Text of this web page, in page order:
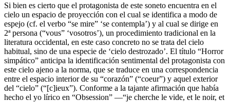
Si bien es cierto que el protagonista de este soneto encuentra en el
cielo un espacio de proyección con el cual se identifica a modo de
espejo (cf. el verbo “se mire” ‘se contempla’) y al cual se dirige en
2ª persona (“vous” ‘vosotros’), un procedimiento tradicional en la
literatura occidental, en este caso concreto no se trata del cielo
habitual, sino de una especie de ‘cielo destrozado’. El título “Horror
simpático” anticipa la identificación sentimental del protagonista con
este cielo ajeno a la norma, que se traduce en una correspondencia
entre el espacio interior de su “corazón” (“coeur”) y aquel exterior
del “cielo” (“[c]ieux”). Conforme a la tajante afirmación que había
hecho el yo lírico en “Obsession” —“je cherche le vide, et le noir, et